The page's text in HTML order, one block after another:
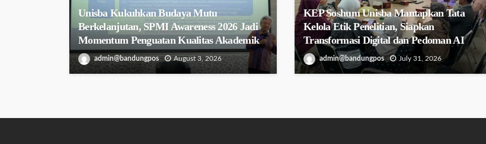
Unisba Kukuhkan Budaya Mutu
Berkelanjutan, SPMI Awareness 2026 Jadi
Momentum Penguatan Kualitas Akademik
admin@bandungpos August 3, 2026
KEP Soshum Unisba Mantapkan Tata
Kelola Etik Penelitian, Siapkan
Transformasi Digital dan Pedoman AI
admin@bandungpos July 31, 2026